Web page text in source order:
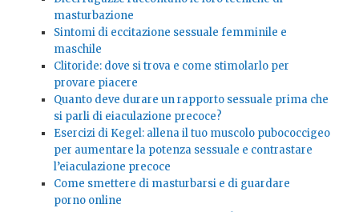
masturbazione
Sintomi di eccitazione sessuale femminile e
maschile
Clitoride: dove si trova e come stimolarlo per
provare piacere
Quanto deve durare un rapporto sessuale prima che
si parli di eiaculazione precoce?
Esercizi di Kegel: allena il tuo muscolo pubococcigeo
per aumentare la potenza sessuale e contrastare
l’eiaculazione precoce
Come smettere di masturbarsi e di guardare
porno online